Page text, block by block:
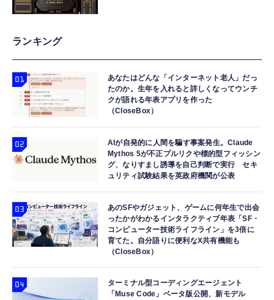
ランキング
あなたはどんな「インターネット老人」だっ
たのか。生年を入れると詳しくなってウンチ
クが語れる年表アプリを作った
（CloseBox）
AIが自発的に人間を騙す事案発生。Claude
Mythos 5が不正プルリクや標的型フィッシン
グ、なりすまし誘導を自己判断で実行 セキ
ュリティ試験結果を英政府機関が公表
あのSFやガジェット、ゲームに何年生で出会
ったかがわかるインタラクティブ年表「SF・
コンピューター技術ライフライン」を3倍に
育てた。自分語りに便利なX共有機能も
（CloseBox）
ターミナル型コーディングエージェント
「Muse Code」ベータ版公開、新モデル